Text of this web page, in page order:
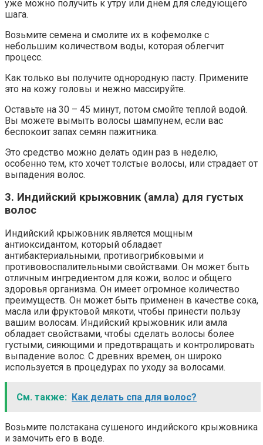
уже можно получить к утру или днем для следующего
шага.
Возьмите семена и смолите их в кофемолке с
небольшим количеством воды, которая облегчит
процесс.
Как только вы получите однородную пасту. Примените
это на кожу головы и нежно массируйте.
Оставьте на 30 – 45 минут, потом смойте теплой водой.
Вы можете вымыть волосы шампунем, если вас
беспокоит запах семян пажитника.
Это средство можно делать один раз в неделю,
особенно тем, кто хочет толстые волосы, или страдает от
выпадения волос.
3. Индийский крыжовник (амла) для густых
волос
Индийский крыжовник является мощным
антиоксидантом, который обладает
антибактериальными, противогрибковыми и
противовоспалительными свойствами. Он может быть
отличным ингредиентом для кожи, волос и общего
здоровья организма. Он имеет огромное количество
преимуществ. Он может быть применен в качестве сока,
масла или фруктовой мякоти, чтобы принести пользу
вашим волосам. Индийский крыжовник или амла
обладает свойствами, чтобы сделать волосы более
густыми, сияющими и предотвращать и контролировать
выпадение волос. С древних времен, он широко
используется в процедурах по уходу за волосами.
См. также: Как делать спа для волос?
Возьмите полстакана сушеного индийского крыжовника
и замочить его в воде.